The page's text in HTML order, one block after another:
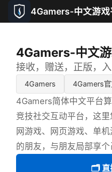
4Gamers-中文游戏
4Gamers-中文
接收，赠送，正版，
4Gamers 4Gamers
4Gamers简体中文平台
竞技社交互动平台，这
网游戏、网页游戏、单
的朋友，与朋友局部享个
🗂️ 直